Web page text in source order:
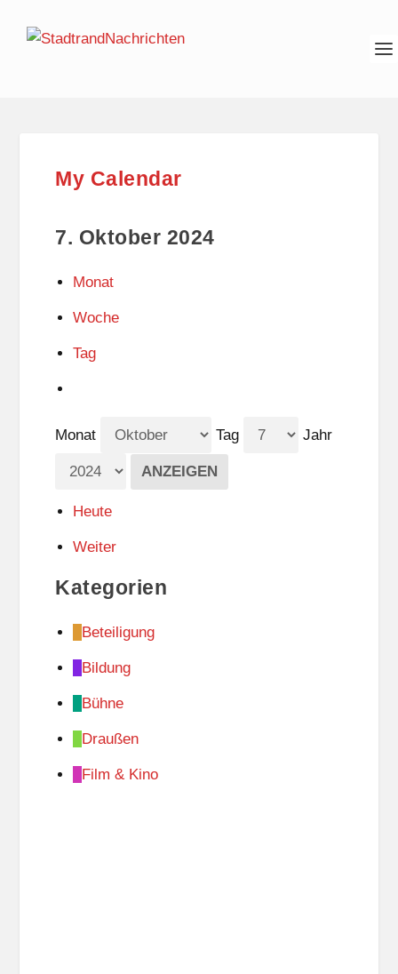
My Calendar
7. Oktober 2024
Monat
Woche
Tag
Monat Tag Jahr
Heute
Weiter
Kategorien
Beteiligung
Bildung
Bühne
Draußen
Film & Kino